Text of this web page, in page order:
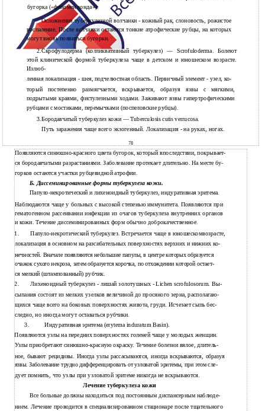
бугорка («феномен зонда»).
Осложнения туберкулезной волчанки - кожный рак, слоновость, рожистое
воспаление. После волчанки остаются тонкие атрофические рубцы, на которых
могут вновь появиться бугорки.
2.Скрофулодерма (колликвативный туберкулез) — Scrofuloderma. Болеют
этой клинической формой туберкулеза чаще в детском и юношеском возрасте.
Излюб-
ленная локализация - шея, подчелюстная область. Первичный элемент - узел, ко-
торый постепенно размягчается, вскрывается, образуя язвы с мягкими,
подрытыми краями, фистулезными ходами. Заживают язвы гипертрофическими
рубцами с мостиками, перемычками (поспеловские рубцы).
3.Бородавчатый туберкулез кожи — Tuberculosis cutis verrucosa.
Путь заражения чаще всего экзогенный. Локализация - на руках, ногах.
78
Появляются синюшно-красного цвета бугорок, который впоследствии, покрывает-
ся бородавчатыми разрастаниями. Заболевание протекает длительно. На месте бу-
горков остаются участки рубцевидной атрофии.
Б. Диссеминированные формы туберкулеза кожи.
Папуло-некротический и лихеноидный туберкулез, индуративная эритема.
Наблюдаются чаще у больных с высокой степенью иммунитета. Появляются при
гематогенном рассеивании инфекции из очагов туберкулеза внутренних органов
и кожи. Течение диссеминированных форм обычно доброкачественное.
1. Папуло-некротический туберкулез. Встречается чаще в юношескомвозрасте,
локализация в основном на разсибательных поверхностях верхних и нижних ко-
нечностей. Вначале появляются небольшие папулы, в центре которых образуется
очажок сухого некроза, затем образуется корочка, по отхождении которой остает-
ся мелкий (штампованный) рубчик.
2.
Лихеноидный туберкулез - лишай золотушных - Lichen scrofulosorum. Вы-
сыпания состоят из мелких узелков величиной до просяного зерна, располагаю-
щихся чаще всего на боковых поверхностях живота, груди. Исчезает сыпь бес-
следно, но иногда могут оставаться рубчики.
3.
Индуративная эритема (erytema induratum Basin).
Появляются узлы на передних поверхностях голеней чаще у молодых женщин.
Узлы приобретают синюшно-красную окраску. Течение болезни вялое, длитель-
ное, бывают рецидивы. Иногда узлы рассасываются, иногда вскрываются, образуя
язвы. Заболевание трудно дифференцировать от узловатой эритемы, при этом сле-
дует помнить, что узлы при узловатой эритеме никогда не вскрываются.
Лечение туберкулеза кожи
Все больные должны находиться под постоянным диспансерным наблюде-
нием. Лечение проводится в специализированном стационаре после тщательного